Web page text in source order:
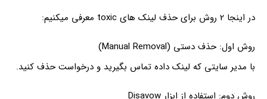
در اینجا 2 روش برای حذف لینک های toxic معرفی میکنیم:
روش اول: حذف دستی (Manual Removal)
با مدیر سایتی که لینک داده تماس بگیرید و درخواست حذف کنید.